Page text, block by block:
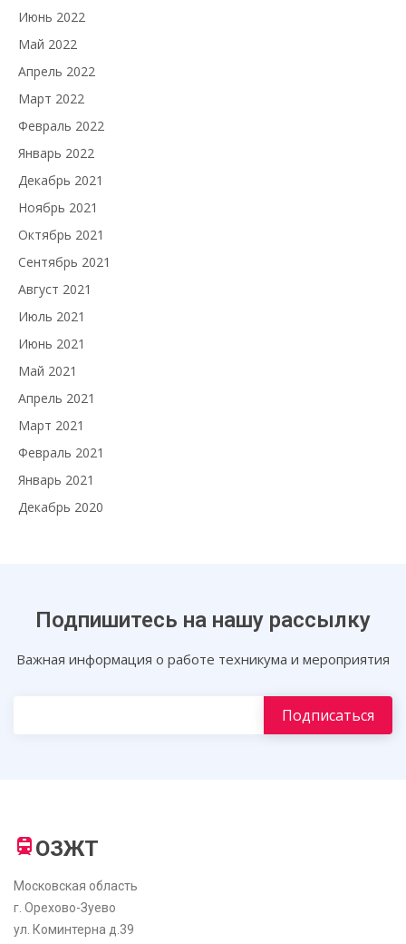
Июнь 2022
Май 2022
Апрель 2022
Март 2022
Февраль 2022
Январь 2022
Декабрь 2021
Ноябрь 2021
Октябрь 2021
Сентябрь 2021
Август 2021
Июль 2021
Июнь 2021
Май 2021
Апрель 2021
Март 2021
Февраль 2021
Январь 2021
Декабрь 2020
Подпишитесь на нашу рассылку
Важная информация о работе техникума и мероприятия
ОЗЖТ
Московская область
г. Орехово-Зуево
ул. Коминтерна д.39